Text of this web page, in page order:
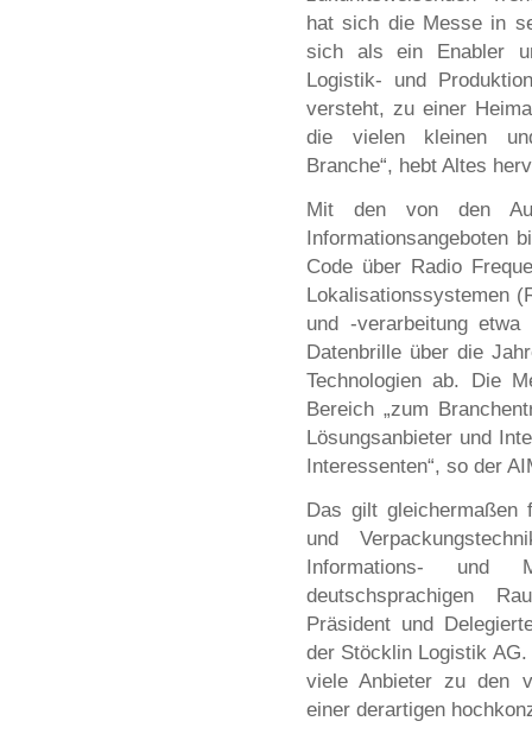
hat sich die Messe in
sich als ein Enabler
Logistik- und
versteht, zu einer
die vielen kleinen
Branche“, hebt Altes
Mit den von den
Informationsangeboten
Code über Radio
Lokalisationssystemen
und -verarbeitung
Datenbrille über die
Technologien ab. Die
Bereich „zum
Lösungsanbieter und
Interessenten“, so der
Das gilt gleichermaßen
und
Informations- und
deutschsprachigen
Präsident und
der Stöcklin Logistik
viele Anbieter zu den
einer derartigen